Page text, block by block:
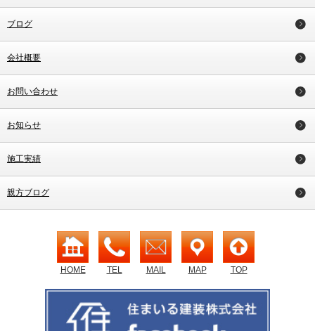
ブログ
会社概要
お問い合わせ
お知らせ
施工実績
親方ブログ
HOME TEL MAIL MAP TOP